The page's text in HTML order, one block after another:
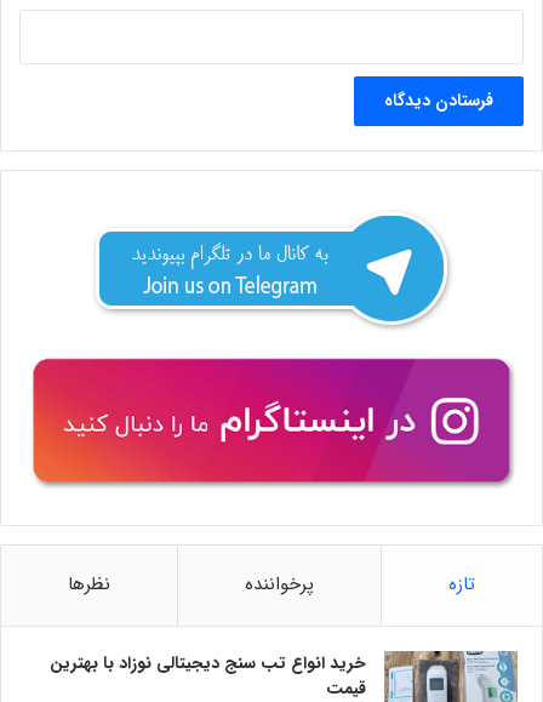
تازه پرخواننده نظرها
خرید انواع تب سنج دیجیتالی نوزاد با بهترین
قیمت